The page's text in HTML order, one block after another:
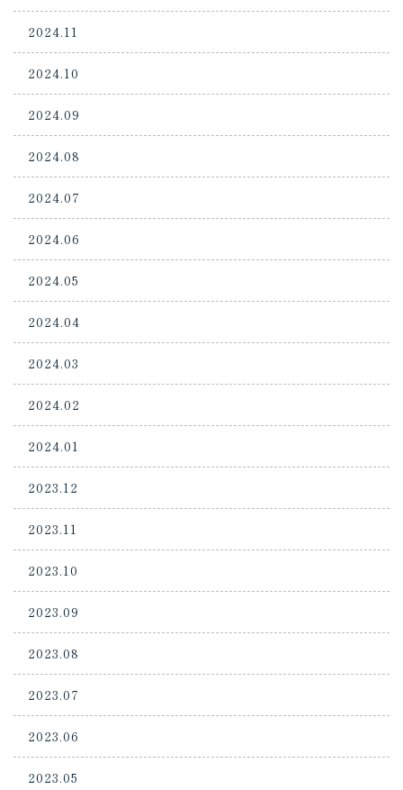
2024.11
2024.10
2024.09
2024.08
2024.07
2024.06
2024.05
2024.04
2024.03
2024.02
2024.01
2023.12
2023.11
2023.10
2023.09
2023.08
2023.07
2023.06
2023.05